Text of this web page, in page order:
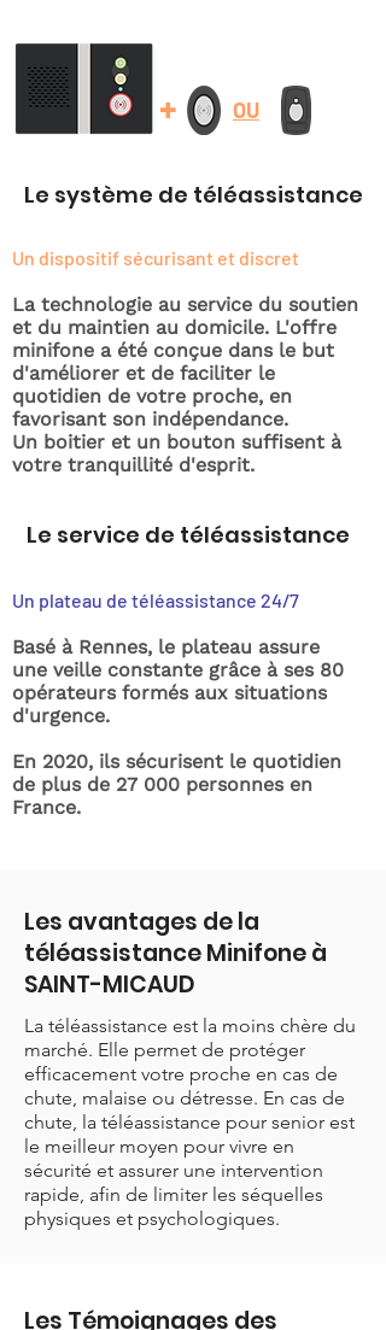
+ OU
Le système de téléassistance
Un dispositif sécurisant et discret
La technologie au service du soutien
et du maintien au domicile. L'offre
minifone a été conçue dans le but
d'améliorer et de faciliter le
quotidien de votre proche, en
favorisant son indépendance.
Un boitier et un bouton suffisent à
votre tranquillité d'esprit.
Le service de téléassistance
Un plateau de téléassistance 24/7
Basé à Rennes, le plateau assure
une veille constante grâce à ses 80
opérateurs formés aux situations
d'urgence.
En 2020, ils sécurisent le quotidien
de plus de 27 000 personnes en
France.
Les avantages de la
téléassistance Minifone à
SAINT-MICAUD
La téléassistance est la moins chère du
marché. Elle permet de protéger
efficacement votre proche en cas de
chute, malaise ou détresse. En cas de
chute, la téléassistance pour senior est
le meilleur moyen pour vivre en
sécurité et assurer une intervention
rapide, afin de limiter les séquelles
physiques et psychologiques.
Les Témoignages des